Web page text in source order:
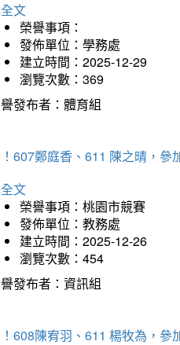
文
榮譽事項：
發佈單位：學務處
建立時間：2025-12-29
瀏覽次數：369
發布者：體育組
607鄭庭香、611 陳之晴，參
文
榮譽事項：桃園市競賽
發佈單位：教務處
建立時間：2025-12-26
瀏覽次數：454
發布者：資訊組
608陳宥羽、611 楊牧為，參